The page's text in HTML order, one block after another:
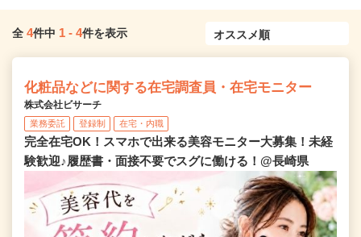
全 4件中 1 - 4件を表示
化粧品などに関する在宅調査員・在宅モニター
株式会社ビサーチ
業務委託 登録制 在宅・内職
完全在宅OK！スマホで出来る美容モニター大募集！未経
験歓迎♪履歴書・面接不要でスグに働ける！@長崎県